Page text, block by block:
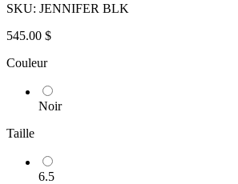
SKU: JENNIFER BLK
545.00 $
Couleur
Noir
Taille
6.5